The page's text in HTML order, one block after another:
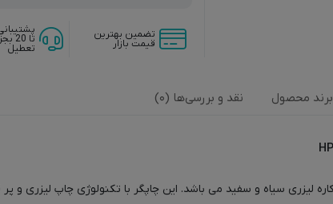
تضمین بهترین
قیمت بازار تا 20
تعطیل
برند محصول نقد و بررسی‌ها (0)